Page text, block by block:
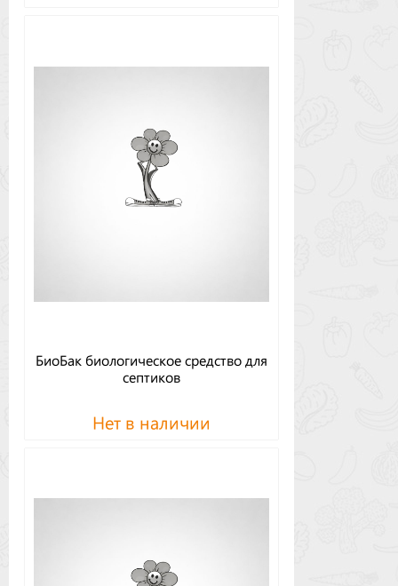
БиоБак биологическое средство для
септиков
Нет в наличии